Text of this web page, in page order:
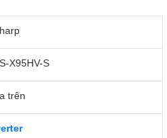
9.5 Kg ES-X95HV-S có
loại bỏ mùi hôi cho vải,… nên
5 – 7 thành viên nhé.
X95HV-S
trên